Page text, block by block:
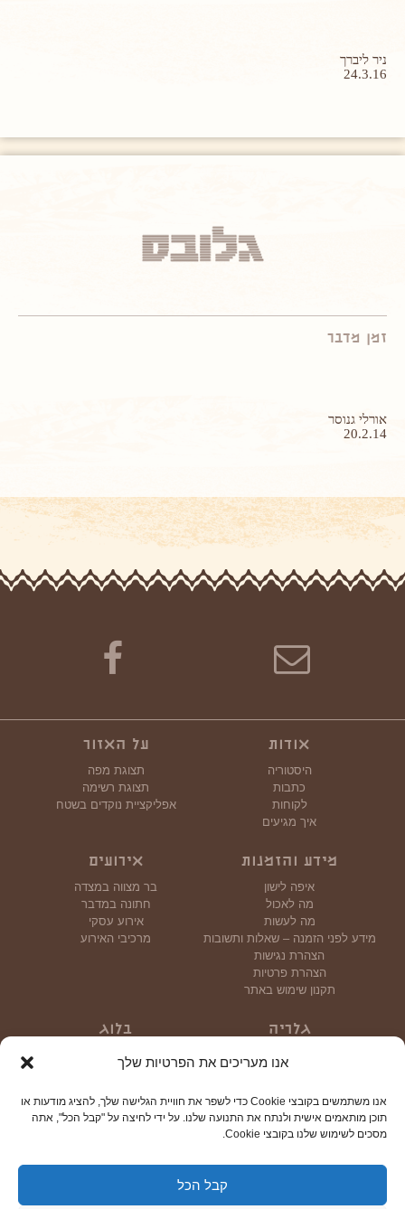
אנו מעריכים את הפרטיות שלך
אנו משתמשים בקובצי Cookie כדי לשפר את חוויית הגלישה שלך, להציג מודעות או
תוכן מותאמים אישית ולנתח את התנועה שלנו. על ידי לחיצה על "קבל הכל", אתה
מסכים לשימוש שלנו בקובצי Cookie.
קבל הכל
ניר ליברך
24.3.16
זמן מדבר
אורלי גנוסר
20.2.14
אודות
היסטוריה
כתבות
לקוחות
איך מגיעים
על האזור
תצוגת מפה
תצוגת רשימה
אפליקציית נוקדים בשטח
מידע והזמנות
איפה לישון
מה לאכול
מה לעשות
מידע לפני הזמנה – שאלות ותשובות
הצהרת נגישות
הצהרת פרטיות
תקנון שימוש באתר
אירועים
בר מצווה במצדה
חתונה במדבר
אירוע עסקי
מרכיבי האירוע
גלריה
גלריית וידאו
בלוג
צור קשר